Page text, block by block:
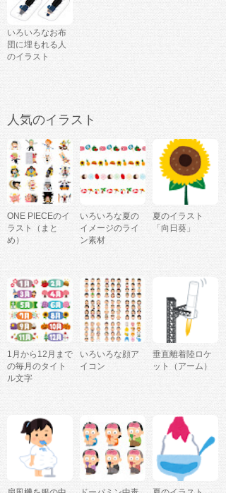
いろいろなお布
団に埋もれる人
のイラスト
人気のイラスト
ONE PIECEのイ
ラスト（まと
め）
いろいろな夏の
イメージのライ
ン素材
夏のイラスト
「向日葵」
1月から12月まで
の毎月のタイト
ル文字
いろいろな顔ア
イコン
垂直離着陸ロケ
ット（アーム）